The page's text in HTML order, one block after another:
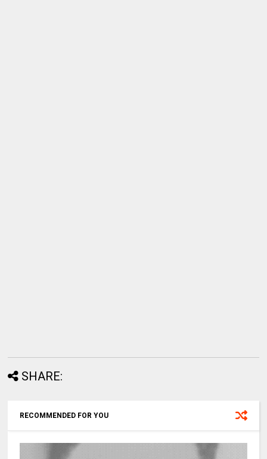
SHARE:
RECOMMENDED FOR YOU